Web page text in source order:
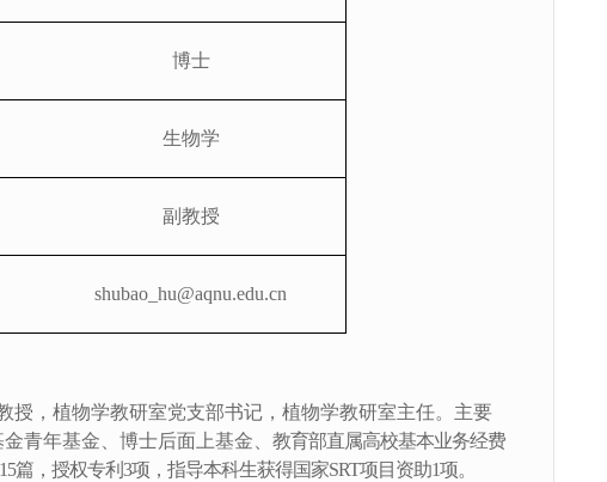
博士
生物学
副教授
shubao_hu@aqnu.edu.cn
授，植物学教研室党支部书记，植物学教研室主任。主要
青年基金、博士后面上基金、 教育部直属高校基本业务经费
15篇，授权专利3项，指导本科生获得国家SRT项目资助1项。